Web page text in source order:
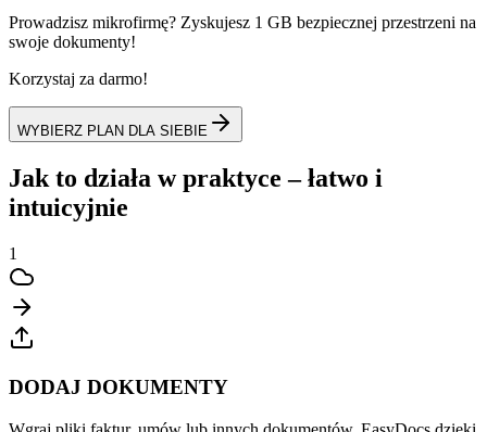
Prowadzisz mikrofirmę? Zyskujesz 1 GB bezpiecznej przestrzeni na
swoje dokumenty!
Korzystaj za darmo!
WYBIERZ PLAN DLA SIEBIE
Jak to działa w praktyce –łatwo i
intuicyjnie
1
DODAJ DOKUMENTY